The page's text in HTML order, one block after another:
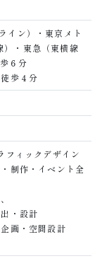
イン）・東京メト
・東急（東横線
６分
歩４分
フィックデザイン
制作・イベント全
・設計
画・空間設計